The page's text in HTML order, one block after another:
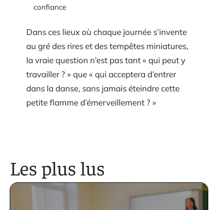
confiance
Dans ces lieux où chaque journée s’invente
au gré des rires et des tempêtes miniatures,
la vraie question n’est pas tant « qui peut y
travailler ? » que « qui acceptera d’entrer
dans la danse, sans jamais éteindre cette
petite flamme d’émerveillement ? »
Les plus lus